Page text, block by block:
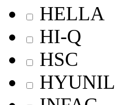
HELLA
HI-Q
HSC
HYUNIL